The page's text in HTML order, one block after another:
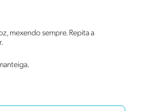
mexendo sempre. Repita a